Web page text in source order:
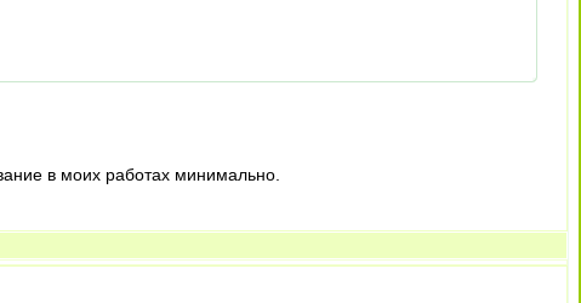
в моих работах минимально.